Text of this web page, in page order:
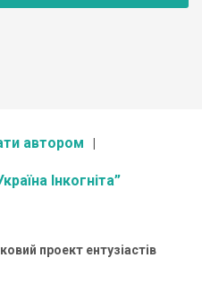
автором
Інкогніта”
проект ентузіастів